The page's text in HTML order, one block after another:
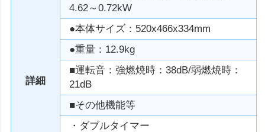
詳細
4.62～0.72kW
●本体サイズ：520x466x334mm
●重量：12.9kg
■運転音：強燃焼時：38dB/弱燃焼時：
21dB
■その他機能等
・ダブルタイマー